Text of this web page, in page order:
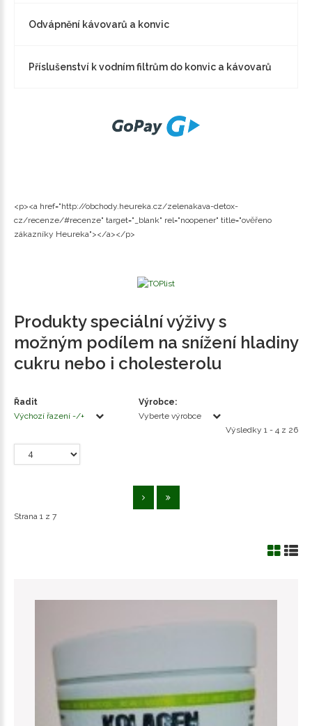
Odvápnění kávovarů a konvic
Příslušenství k vodním filtrům do konvic a kávovarů
<p><a href="http://obchody.heureka.cz/zelenakava-detox-
cz/recenze/#recenze" target="_blank" rel="noopener" title="ověřeno
zákazníky Heureka"></a></p>
Produkty speciální výživy s
možným podílem na snížení hladiny
cukru nebo i cholesterolu
Řadit
Výchozí řazení -/+
Výrobce:
Vyberte výrobce
Výsledky 1 - 4 z 26
Strana 1 z 7